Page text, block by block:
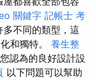
關鍵字 記帳士 考
不同的類型，這
和獨特。 養生整
認為的良好設計設
以下問題可以幫助